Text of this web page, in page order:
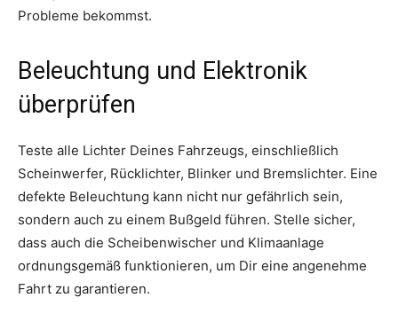
Probleme bekommst.
Beleuchtung und Elektronik
überprüfen
Teste alle Lichter Deines Fahrzeugs, einschließlich
Scheinwerfer, Rücklichter, Blinker und Bremslichter. Eine
defekte Beleuchtung kann nicht nur gefährlich sein,
sondern auch zu einem Bußgeld führen. Stelle sicher,
dass auch die Scheibenwischer und Klimaanlage
ordnungsgemäß funktionieren, um Dir eine angenehme
Fahrt zu garantieren.